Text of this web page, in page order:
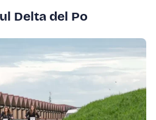
Delta del Po